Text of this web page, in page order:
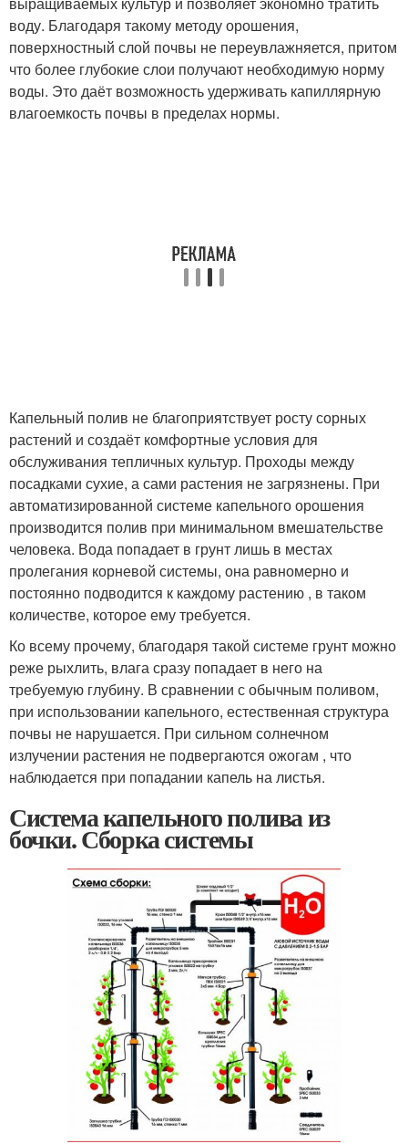
воду. Благодаря такому методу орошения,
поверхностный слой почвы не переувлажняется, притом
что более глубокие слои получают необходимую норму
воды. Это даёт возможность удерживать капиллярную
влагоемкость почвы в пределах нормы.
Капельный полив не благоприятствует росту сорных
растений и создаёт комфортные условия для
обслуживания тепличных культур. Проходы между
посадками сухие, а сами растения не загрязнены. При
автоматизированной системе капельного орошения
производится полив при минимальном вмешательстве
человека. Вода попадает в грунт лишь в местах
пролегания корневой системы, она равномерно и
постоянно подводится к каждому растению , в таком
количестве, которое ему требуется.
Ко всему прочему, благодаря такой системе грунт можно
реже рыхлить, влага сразу попадает в него на
требуемую глубину. В сравнении с обычным поливом,
при использовании капельного, естественная структура
почвы не нарушается. При сильном солнечном
излучении растения не подвергаются ожогам , что
наблюдается при попадании капель на листья.
Система капельного полива из
бочки. Сборка системы